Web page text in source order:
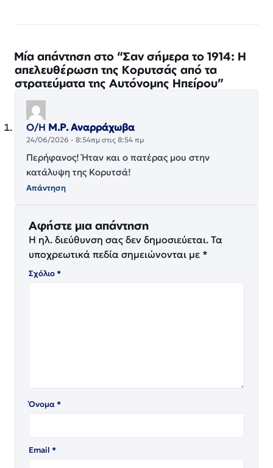
Μία απάντηση στο “Σαν σήμερα το 1914: Η
απελευθέρωση της Κορυτσάς από τα
στρατεύματα της Αυτόνομης Ηπείρου”
Ο/Η Μ.Ρ. Αναρράχωβα
24/06/2026 - 8:54πμ στις 8:54 πμ
Περήφανος! Ήταν και ο πατέρας μου στην
κατάλυψη της Κορυτσά!
Απάντηση
Αφήστε μια απάντηση
Η ηλ. διεύθυνση σας δεν δημοσιεύεται. Τα
υποχρεωτικά πεδία σημειώνονται με *
Σχόλιο*
Όνομα*
Email *